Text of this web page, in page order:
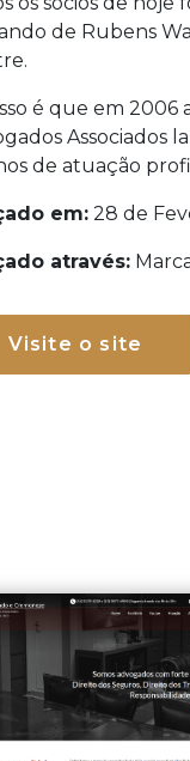
de Rubens
é que em 2006
Associados
de atuação
em: 28 de
através:
Visite o site